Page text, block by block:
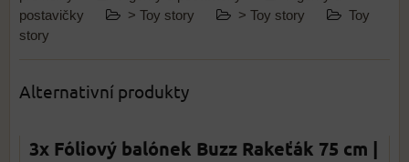
postavičky
> Toy story > Toy story
Toy
story
Alternativní produkty
3x Fóliový balónek Buzz Rakeťák 75 cm |